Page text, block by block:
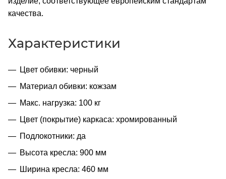
качества.
Характеристики
Цвет обивки: черный
Материал обивки: кожзам
Макс. нагрузка: 100 кг
Цвет (покрытие) каркаса: хромированный
Подлокотники: да
Высота кресла: 900 мм
Ширина кресла: 460 мм